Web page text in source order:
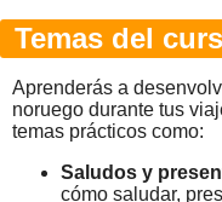
Temas del
Aprenderás a
noruego durante tus
temas prácticos como:
Saludos y
cómo saludar,